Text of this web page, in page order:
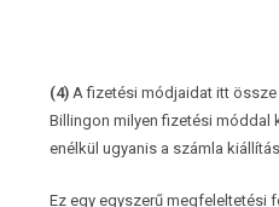
(4) A fizetési módjaidat itt
Billingon milyen fizetési móddal
enélkül ugyanis a számla
Ez egy egyszerű megfeleltetési